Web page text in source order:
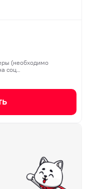
(необходимо
соц…